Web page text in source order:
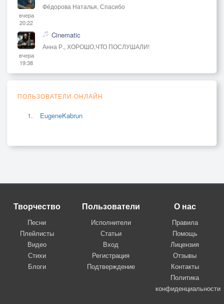
вчера
20:22
Фёдорова Наталья, Спасибо
вчера
19:38
Cinematic
Анна Р., ХОРОШО,ЧТО ПОСЛУШАЛИ!
ПОЛЬЗОВАТЕЛИ ОНЛАЙН
EugeneKabrun
Творчество
Песни
Плейлисты
Видео
Стихи
Блоги
Пользователи
Исполнители
Статьи
Вход
Регистрация
Подтверждение
О нас
Правила
Помощь
Лицензия
Отзывы
Контакты
Политика
конфиденциальности